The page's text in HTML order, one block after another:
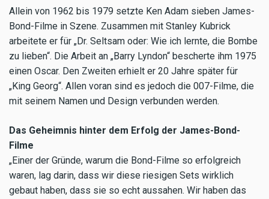
Allein von 1962 bis 1979 setzte Ken Adam sieben James-
Bond-Filme in Szene. Zusammen mit Stanley Kubrick
arbeitete er für „Dr. Seltsam oder: Wie ich lernte, die Bombe
zu lieben“. Die Arbeit an „Barry Lyndon“ bescherte ihm 1975
einen Oscar. Den Zweiten erhielt er 20 Jahre später für
„King Georg“. Allen voran sind es jedoch die 007-Filme, die
mit seinem Namen und Design verbunden werden.
Das Geheimnis hinter dem Erfolg der James-Bond-
Filme
„Einer der Gründe, warum die Bond-Filme so erfolgreich
waren, lag darin, dass wir diese riesigen Sets wirklich
gebaut haben, dass sie so echt aussahen. Wir haben das